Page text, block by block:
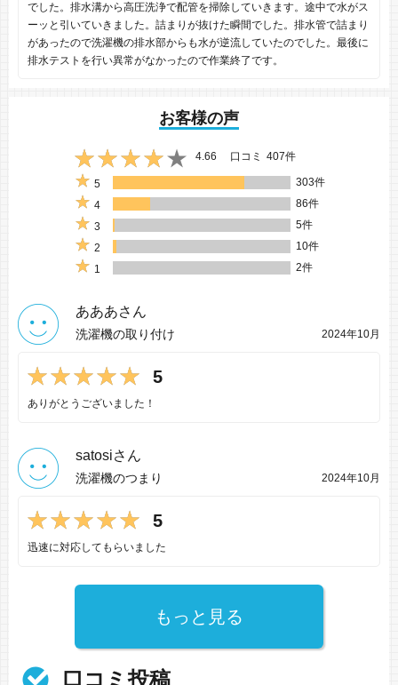
でした。排水溝から高圧洗浄で配管を掃除していきます。途中で水がス
ーッと引いていきました。詰まりが抜けた瞬間でした。排水管で詰まり
があったので洗濯機の排水部からも水が逆流していたのでした。最後に
排水テストを行い異常がなかったので作業終了です。
お客様の声
4.66 口コミ 407件
5
303件
4
86件
3
5件
2
10件
1
2件
あああさん
洗濯機の取り付け 2024年10月
5
ありがとうございました！
satosiさん
洗濯機のつまり 2024年10月
5
迅速に対応してもらいました
もっと見る
口コミ投稿